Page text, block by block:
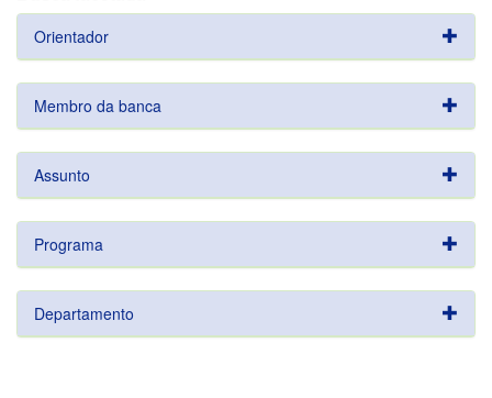
Orientador
Membro da banca
Assunto
Programa
Departamento